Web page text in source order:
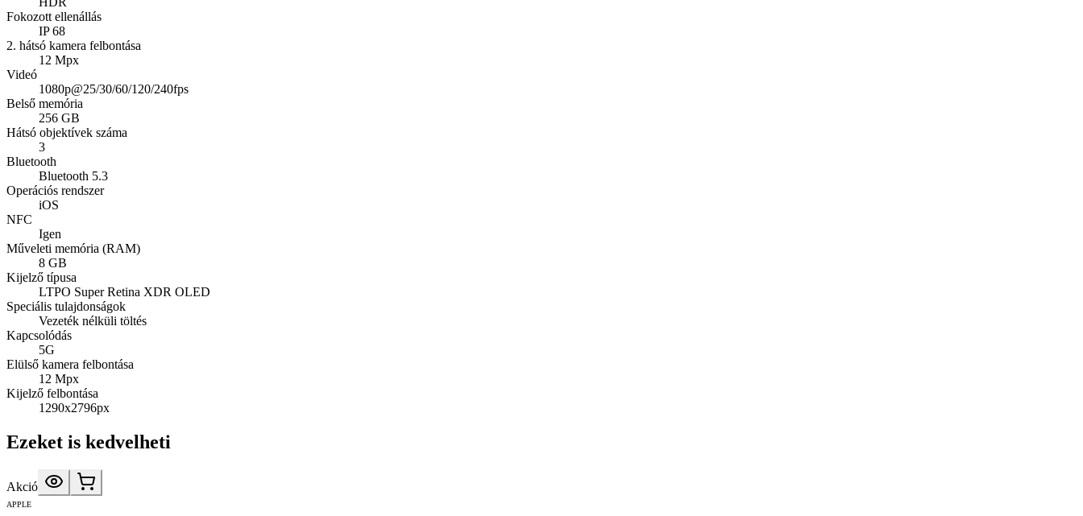
Fokozott ellenállás
IP 68
2. hátsó kamera felbontása
12 Mpx
Videó
1080p@25/30/60/120/240fps
Belső memória
256 GB
Hátsó objektívek száma
3
Bluetooth
Bluetooth 5.3
Operációs rendszer
iOS
NFC
Igen
Műveleti memória (RAM)
8 GB
Kijelző típusa
LTPO Super Retina XDR OLED
Speciális tulajdonságok
Vezeték nélküli töltés
Kapcsolódás
5G
Elülső kamera felbontása
12 Mpx
Kijelző felbontása
1290x2796px
Ezeket is kedvelheti
Akció
APPLE